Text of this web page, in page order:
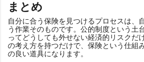
まとめ
自分に合う保険を見つけるプロセスは、
う作業そのものです。公的制度という土
ってどうしても外せない経済的リスクだ
の考え方を持つだけで、保険という仕組
の良い道具になります。